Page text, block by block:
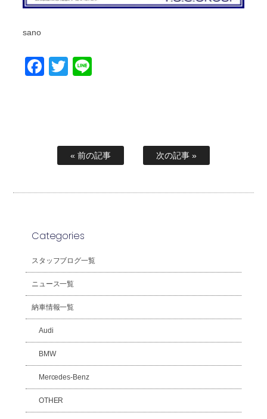
sano
Facebook
Twitter
« 前の記事 次の記事 »
Categories
スタッフブログ一覧
ニュース一覧
納車情報一覧
Audi
BMW
Mercedes-Benz
OTHER